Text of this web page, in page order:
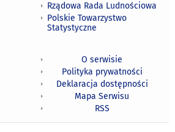
Rządowa Rada Ludnościowa
Polskie Towarzystwo
Statystyczne
O serwisie
Polityka prywatności
Deklaracja dostępności
Mapa Serwisu
RSS